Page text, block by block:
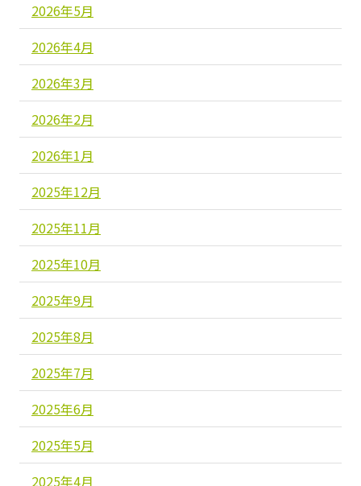
2026年5月
2026年4月
2026年3月
2026年2月
2026年1月
2025年12月
2025年11月
2025年10月
2025年9月
2025年8月
2025年7月
2025年6月
2025年5月
2025年4月